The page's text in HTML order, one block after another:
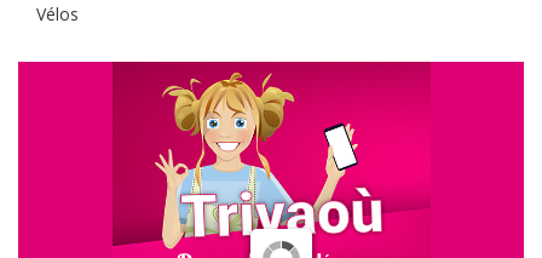
Vélos